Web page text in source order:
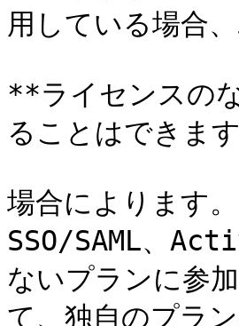
用している場合
**ライセンスの
ることはできま
場合によります
SSO/SAML、
ないプランに参
て、独自のプラ